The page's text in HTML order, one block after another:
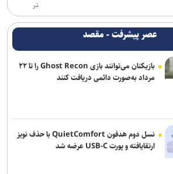
طرح شهید احمدی‌روشن ویژه استادان متقاضی
۲۰ برای محققان برجسته
روایت حقیقت و صیانت از هویت و عزت ملی قرار
صدر تولید علم؛ تکیه بر نیروی انسانی و حمایت از
تر
عصر پیشرفت - مقصد
بازیکنان می‌توانند بازی Ghost Recon را تا ۲۲
مرداد به‌صورت دائمی دریافت کنند
نسل دوم هدفون QuietComfort با حذف نویز
ارتقایافته و پورت USB-C عرضه شد